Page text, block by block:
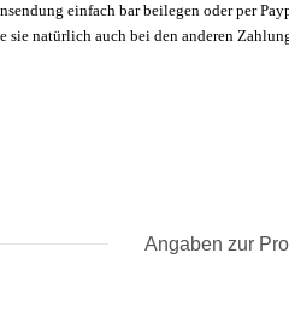
einfach bar beilegen oder per
sie natürlich auch bei den anderen
Angaben zur